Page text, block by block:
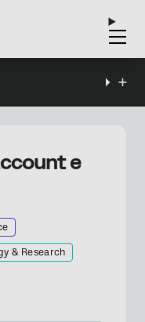
e
& Research